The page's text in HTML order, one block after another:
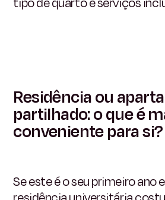
Residência ou
partilhado: o que é
conveniente para si?
Se este é o seu primeiro ano